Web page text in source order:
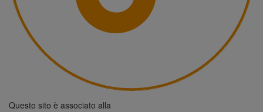
Questo sito è associato alla